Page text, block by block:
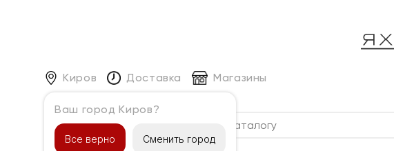
Киров
Ваш город Киров?
Все верно Сменить город
Доставка Магазины
Каталог